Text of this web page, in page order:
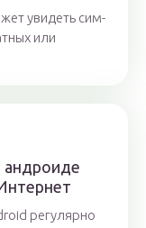
увидеть сим-
или
андроиде
регулярно